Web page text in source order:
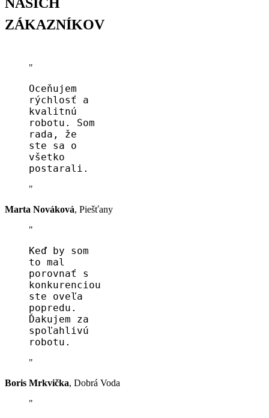
NAŠICH
ZÁKAZNÍKOV
Oceňujem
rýchlosť a
kvalitnú
robotu. Som
rada, že
ste sa o
všetko
postarali.
Marta Nováková, Piešťany
Keď by som
to mal
porovnať s
konkurenciou
ste oveľa
popredu.
Ďakujem za
spoľahlivú
robotu.
Boris Mrkvička, Dobrá Voda